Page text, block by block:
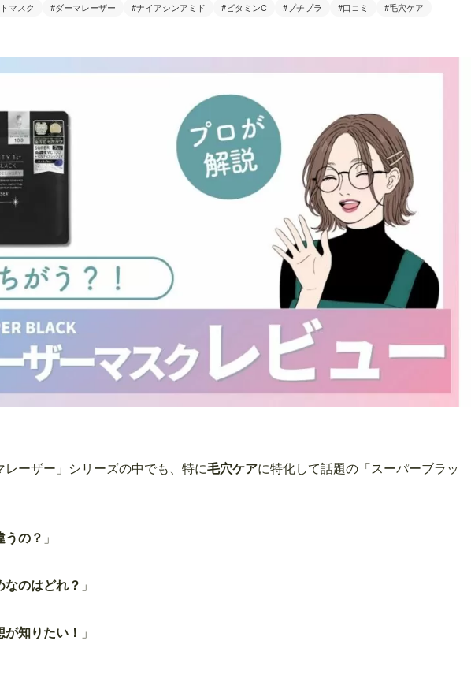
マスク #ダーマレーザー #ナイアシンアミド #ビタミンC #プチプラ #口コミ #毛穴ケア
ーザー」シリーズの中でも、特に毛穴ケアに特化して話題の「スーパーブラッ
の？ 」
のはどれ？ 」
知りたい！ 」